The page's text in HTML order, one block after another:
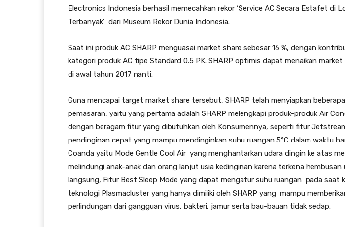
Electronics Indonesia berhasil memecahkan rekor ‘Service AC Secara Estafet di
Terbanyak’ dari Museum Rekor Dunia Indonesia.
Saat ini produk AC SHARP menguasai market share sebesar 16 %, dengan
kategori produk AC tipe Standard 0.5 PK. SHARP optimis dapat menaikan market
di awal tahun 2017 nanti.
Guna mencapai target market share tersebut, SHARP telah menyiapkan
pemasaran, yaitu yang pertama adalah SHARP melengkapi produk-produk Air
dengan beragam fitur yang dibutuhkan oleh Konsumennya, seperti fitur
pendinginan cepat yang mampu mendinginkan suhu ruangan 5°C dalam waktu
Coanda yaitu Mode Gentle Cool Air yang menghantarkan udara dingin ke atas
melindungi anak-anak dan orang lanjut usia kedinginan karena terkena hembusan
langsung, Fitur Best Sleep Mode yang dapat mengatur suhu ruangan pada saat
teknologi Plasmacluster yang hanya dimiliki oleh SHARP yang mampu
perlindungan dari gangguan virus, bakteri, jamur serta bau-bauan tidak sedap.